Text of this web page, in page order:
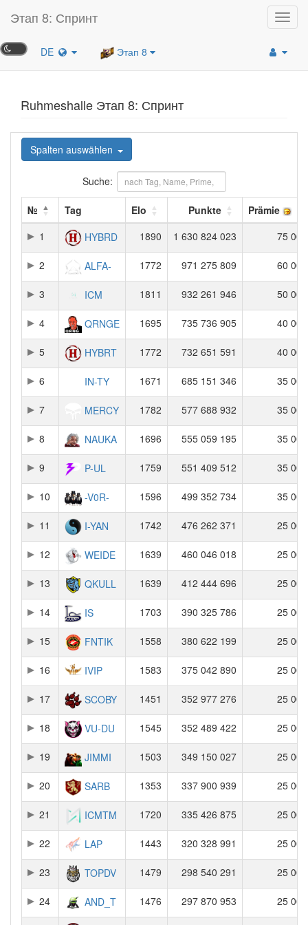
Этап 8: Спринт
DE Этап 8
Ruhmeshalle Этап 8: Спринт
Spalten auswählen
Suche:
№ Tag Elo Punkte
Prämie
1
HYBRD 1890 1 630 824 023 75 000
2 ALFA- 1772 971 275 809 60 000
3 ICM 1811 932 261 946 50 000
4 QRNGE 1695 735 736 905 40 000
5 HYBRT 1772 732 651 591 40 000
6 IN-TY 1671 685 151 346 35 000
7 MERCY 1782 577 688 932 35 000
8 NAUKA 1696 555 059 195 35 000
9 P-UL 1759 551 409 512 35 000
10 -V0R- 1596 499 352 734 35 000
11 I-YAN 1742 476 262 371 25 000
12 WEIDE 1639 460 046 018 25 000
13 QKULL 1639 412 444 696 25 000
14 IS 1703 390 325 786 25 000
15 FNTIK 1558 380 622 199 25 000
16 IVIP 1583 375 042 890 25 000
17 SCOBY 1451 352 977 276 25 000
18 VU-DU 1545 352 489 422 25 000
19 JIMMI 1503 349 150 027 25 000
20 SARB 1353 337 900 939 25 000
21 ICMTM 1720 335 426 875 25 000
22 LAP 1443 320 328 991 25 000
23 TOPDV 1479 298 540 291 25 000
24 AND_T 1476 297 870 953 25 000